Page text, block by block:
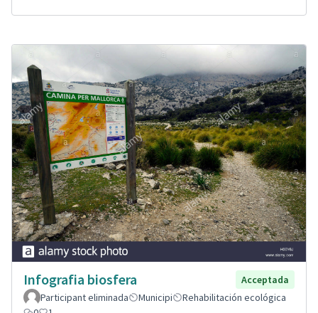
Infografia biosfera
Acceptada
Participant eliminada
Municipi
Rehabilitación ecológica